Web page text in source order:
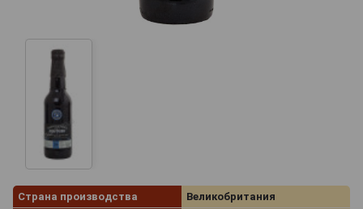
Страна производства
Великобритания